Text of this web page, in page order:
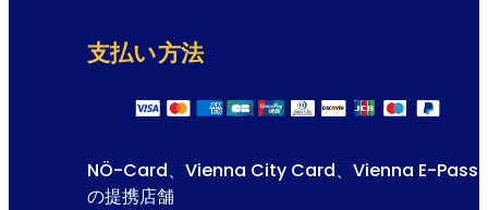
支払い方法
NÖ-Card、Vienna City Card、Vienna E-Pass
の提携店舗